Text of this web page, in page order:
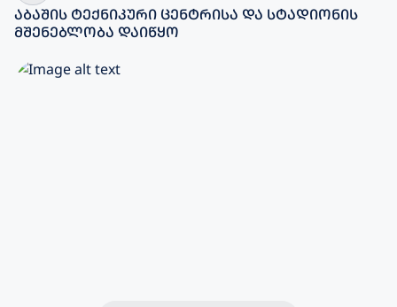
ᲐᲑᲐᲨᲘᲡ ᲢᲔᲥᲜᲘᲙᲣᲠᲘ ᲪᲔᲜᲢᲠᲘᲡᲐ ᲓᲐ ᲡᲢᲐᲓᲘᲝᲜᲘᲡ
ᲛᲨᲔᲜᲔᲑᲚᲝᲑᲐ ᲓᲐᲘᲬᲧᲝ